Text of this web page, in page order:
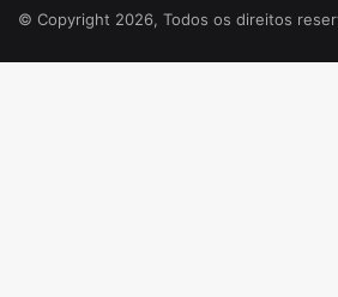
© Copyright 2026, Todos os direitos